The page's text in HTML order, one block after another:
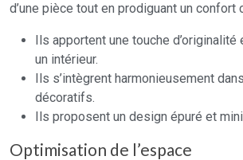
d’une pièce tout en prodiguant un confort
Ils apportent une touche
un intérieur.
Ils s’intègrent harmonieusement
décoratifs.
Ils proposent un design épuré et
Optimisation de l’espace